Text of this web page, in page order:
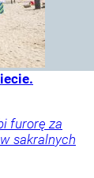
furorę za
sakralnych